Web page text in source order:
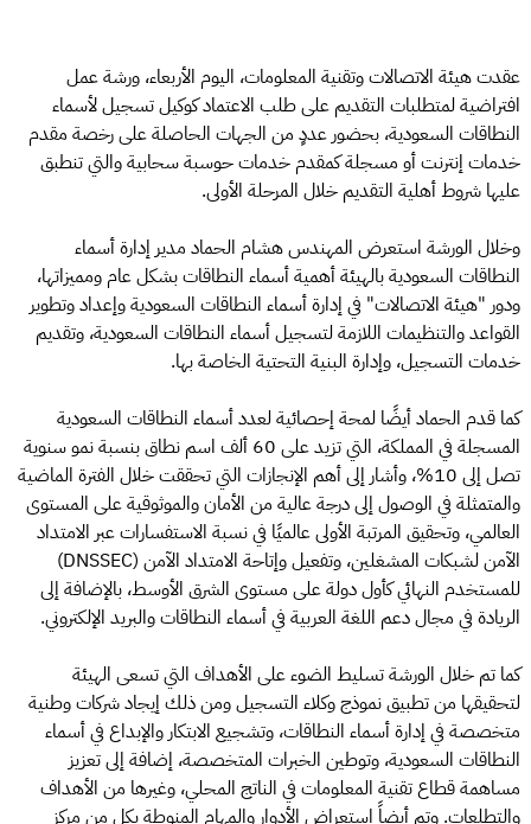
عقدت هيئة الاتصالات وتقنية المعلومات، اليوم الأربعاء، ورشة عمل
افتراضية لمتطلبات التقديم على طلب الاعتماد كوكيل تسجيل لأسماء
النطاقات السعودية، بحضور عددٍ من الجهات الحاصلة على رخصة مقدم
خدمات إنترنت أو مسجلة كمقدم خدمات حوسبة سحابية والتي تنطبق
عليها شروط أهلية التقديم خلال المرحلة الأولى.
وخلال الورشة استعرض المهندس هشام الحماد مدير إدارة أسماء
النطاقات السعودية بالهيئة أهمية أسماء النطاقات بشكل عام ومميزاتها،
ودور "هيئة الاتصالات" في إدارة أسماء النطاقات السعودية وإعداد وتطوير
القواعد والتنظيمات اللازمة لتسجيل أسماء النطاقات السعودية، وتقديم
خدمات التسجيل، وإدارة البنية التحتية الخاصة بها.
كما قدم الحماد أيضًا لمحة إحصائية لعدد أسماء النطاقات السعودية
المسجلة في المملكة، التي تزيد على 60 ألف اسم نطاق بنسبة نمو سنوية
تصل إلى 10%، وأشار إلى أهم الإنجازات التي تحققت خلال الفترة الماضية
والمتمثلة في الوصول إلى درجة عالية من الأمان والموثوقية على المستوى
العالمي، وتحقيق المرتبة الأولى عالميًا في نسبة الاستفسارات عبر الامتداد
الآمن لشبكات المشغلين، وتفعيل وإتاحة الامتداد الآمن (DNSSEC)
للمستخدم النهائي كأول دولة على مستوى الشرق الأوسط، بالإضافة إلى
الريادة في مجال دعم اللغة العربية في أسماء النطاقات والبريد الإلكتروني.
كما تم خلال الورشة تسليط الضوء على الأهداف التي تسعى الهيئة
لتحقيقها من تطبيق نموذج وكلاء التسجيل ومن ذلك إيجاد شركات وطنية
متخصصة في إدارة أسماء النطاقات، وتشجيع الابتكار والإبداع في أسماء
النطاقات السعودية، وتوطين الخبرات المتخصصة، إضافة إلى تعزيز
مساهمة قطاع تقنية المعلومات في الناتج المحلي، وغيرها من الأهداف
والتطلعات. وتم أيضاً استعراض الأدوار والمهام المنوطة بكل من مركز